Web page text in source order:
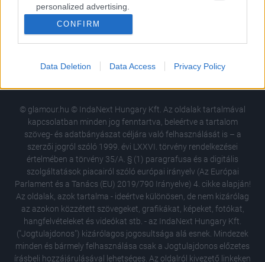
personalized advertising.
I want to allow Google to enable storage
related to analytics like cookies on web or
related to functionality of the website or app.
I want to allow Google to enable storage
related to personalization.
I want to allow Google to enable storage
related to security, including authentication
functionality and fraud prevention, and other
user protection.
CONFIRM
Data Deletion Data Access Privacy Policy
USA Németország
Spanyolország
Dél-Afrika
© glamour.hu © IndaNext Hungary Kft. Az oldalak tartalmával
kapcsolatban minden jog fenntartva, beleértve a tartalom
szöveg- és adatbányászat céljára való felhasználását is – a
szerzői jogról szóló 1999. évi LXXVI. törvény rendelkezései
értelmében a törvény 35/A. § (1) paragrafusa és a digitális
szolgáltatások piacairól szóló európai irányelv (Az Európai
Parlament és a Tanács (EU) 2019/790 Irányelve) 4. cikke alapján!
Az oldalak, azok tartalma - ideértve különösen, de nem kizárólag
az azokon közzétett szövegeket, grafikákat, képeket, fotókat,
hangfelvételeket és videókat stb. - az IndaNext Hungary Kft.
("Jogtulajdonos") kizárólagos jogosultsága alá esnek. Mindezek
minden és bármely felhasználása csak a Jogtulajdonos előzetes
írásbeli hozzájárulásával lehetséges. Az oldalról kivezető linkeken